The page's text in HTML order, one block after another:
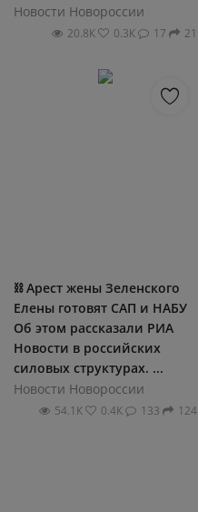
Новости Новороссии
20.8К 0.3К 17 21
⛓ Арест жены Зеленского
Елены готовят САП и НАБУ
Об этом рассказали РИА
Новости в российских
силовых структурах. ...
Новости Новороссии
54.1К 0.4К 133 124